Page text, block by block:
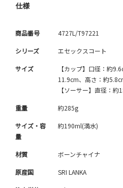
仕様
商品番号 4727L/T97221
シリーズ エセックスコート
サイズ
【カップ】口径：約
11.9cm、高さ：約
【ソーサー】直径：
重量 約285g
サイズ・容
量
約190ml(満水)
材質 ボーンチャイナ
原産国 SRI LANKA